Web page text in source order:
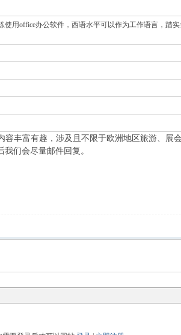
用office办公软件，西语水平可以作为工作语言，踏
容丰富有趣，涉及且不限于欧洲地区旅游、展
我们会尽量邮件回复。